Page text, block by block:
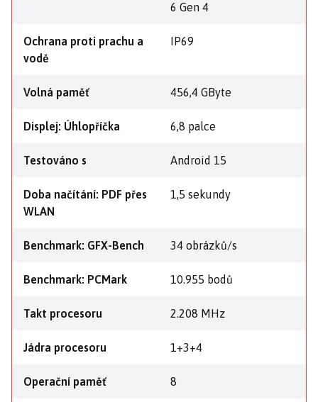
6 Gen 4
Ochrana proti prachu a
vodě
IP69
Volná paměť 456,4 GByte
Displej: Úhlopříčka 6,8 palce
Testováno s Android 15
Doba načítání: PDF přes
WLAN
1,5 sekundy
Benchmark: GFX-Bench 34 obrázků/s
Benchmark: PCMark 10.955 bodů
Takt procesoru 2.208 MHz
Jádra procesoru 1+3+4
Operační paměť 8